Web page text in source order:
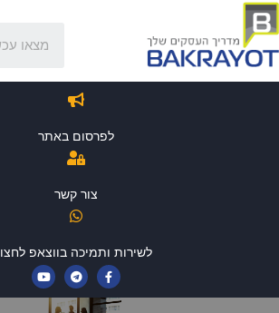
לפרסום באתר
צור קשר
לשירות ותמיכה בווצאפ לחצו